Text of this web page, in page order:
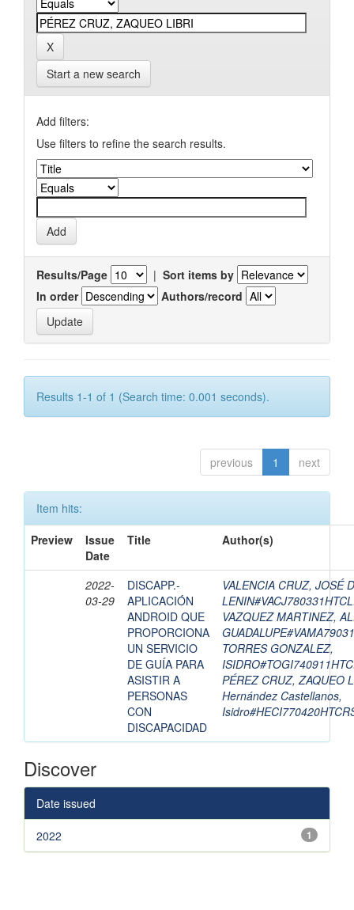
Start a new search
Add filters:
Use filters to refine the search results.
Results/Page | Sort items by
In order
Authors/record
Results 1-1 of 1 (Search time: 0.001 seconds).
previous 1 next
Item hits:
Preview
Issue
Date
Title Author(s)
2022-
03-29
DISCAPP.-
APLICACIÓN
ANDROID QUE
PROPORCIONA
UN SERVICIO
DE GUÍA PARA
ASISTIR A
PERSONAS
CON
DISCAPACIDAD
VALENCIA CRUZ, JOSÉ
VAZQUEZ MARTINEZ,
TORRES GONZALEZ,
PÉREZ CRUZ, ZAQUEO
Hernández Castellanos,
Discover
Date issued
1
2022